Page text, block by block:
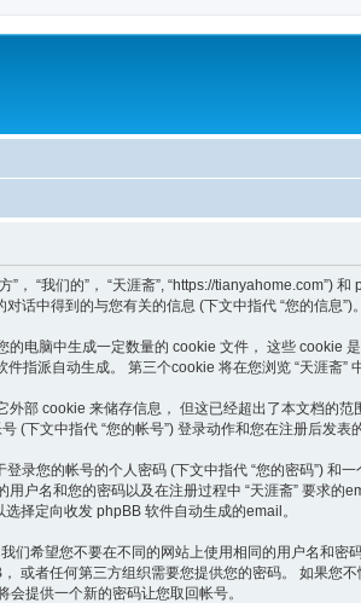
“我们的”， “天涯斋”, “https://tianyahome.com”) 和
话中得到的与您有关的信息 (下文中指代 “您的信息”)。
的电脑中生成一定数量的 cookie 文件， 这些 cookie
指派自动生成。 第三个cookie 将在您浏览 “天涯斋
部 cookie 来储存信息， 但这已经超出了本文档的
(下文中指代 “您的帐号”) 登录动作和您在注册后发表
录您的帐号的个人密码 (下文中指代 “您的密码”) 和
户名和您的密码以及在注册过程中 “天涯斋” 要求
择定向收发 phpBB 软件自动生成的email。
希望您不要在不同的网站上使用相同的用户名和密
或者任何第三方组织需要您提供您的密码。 如果您
提供一个新的密码让您取回帐号。